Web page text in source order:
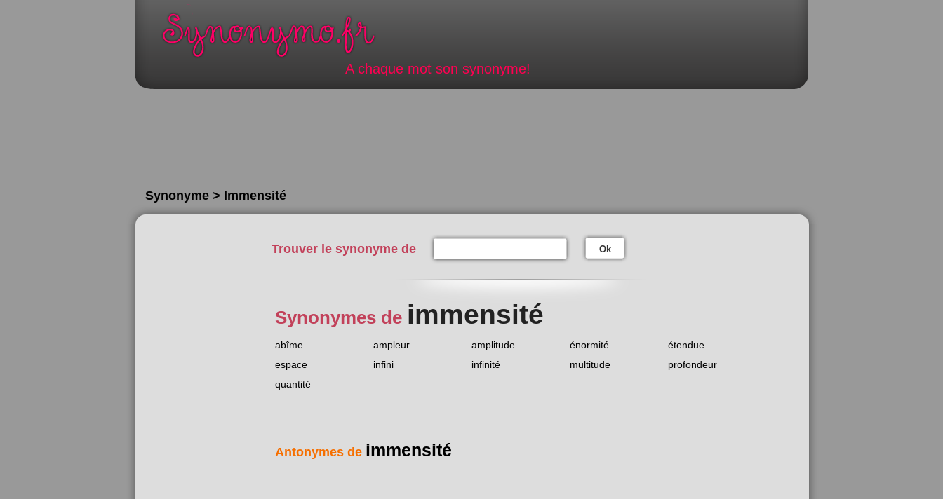
A chaque mot son synonyme!
Synonyme > Immensité
Trouver le synonyme de Ok
Synonymes de immensité
abîme ampleur amplitude énormité
étendue
espace
infini infinité multitude
profondeur
quantité
Antonymes de immensité